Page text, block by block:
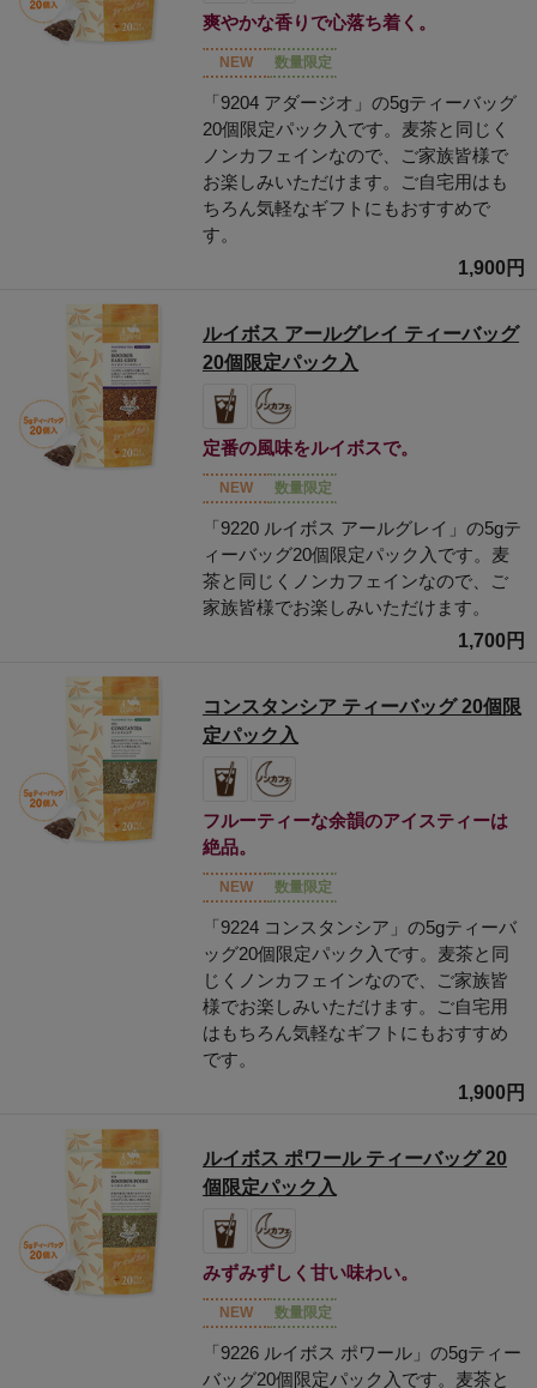
爽やかな香りで心落ち着く。
NEW 数量限定
「9204 アダージオ」の5gティーバッグ
20個限定パック入です。麦茶と同じく
ノンカフェインなので、ご家族皆様で
お楽しみいただけます。ご自宅用はも
ちろん気軽なギフトにもおすすめで
す。
1,900円
ルイボス アールグレイ ティーバッグ
20個限定パック入
定番の風味をルイボスで。
NEW 数量限定
「9220 ルイボス アールグレイ」の5gテ
ィーバッグ20個限定パック入です。麦
茶と同じくノンカフェインなので、ご
家族皆様でお楽しみいただけます。
1,700円
コンスタンシア ティーバッグ 20個限
定パック入
フルーティーな余韻のアイスティーは
絶品。
NEW 数量限定
「9224 コンスタンシア」の5gティーバ
ッグ20個限定パック入です。麦茶と同
じくノンカフェインなので、ご家族皆
様でお楽しみいただけます。ご自宅用
はもちろん気軽なギフトにもおすすめ
です。
1,900円
ルイボス ポワール ティーバッグ 20
個限定パック入
みずみずしく甘い味わい。
NEW 数量限定
「9226 ルイボス ポワール」の5gティー
バッグ20個限定パック入です。麦茶と